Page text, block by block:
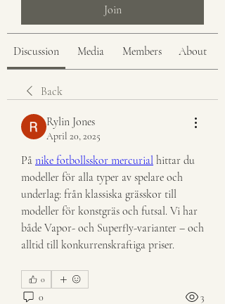
Join
Discussion Media Members About
Back
Rylin Jones
April 20, 2025
På nike fotbollsskor mercurial hittar du
modeller för alla typer av spelare och
underlag: från klassiska grässkor till
modeller för konstgräs och futsal. Vi har
både Vapor- och Superfly-varianter – och
alltid till konkurrenskraftiga priser.
0
0 3